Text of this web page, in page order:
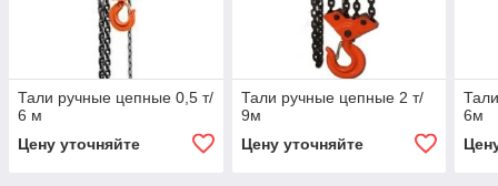
Тали ручные цепные 0,5 т/
6 м
Цену уточняйте
Тали ручные цепные 2 т/
9м
Цену уточняйте
6м